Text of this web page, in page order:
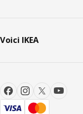
Voici IKEA